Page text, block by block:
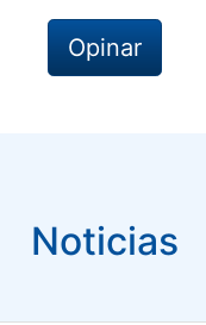
Opinar
Noticias